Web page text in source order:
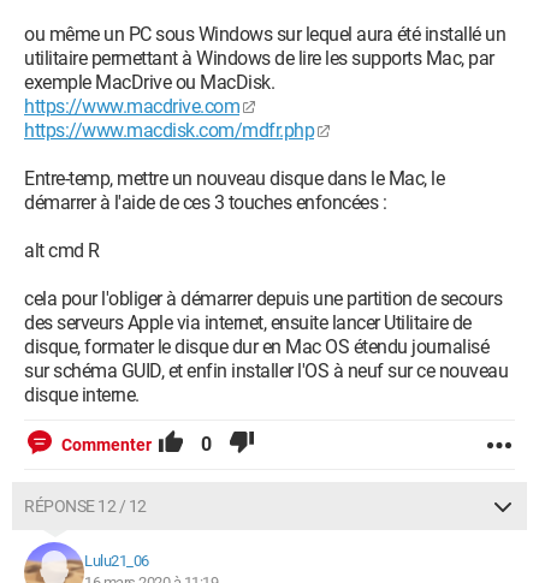
ou même un PC sous Windows sur lequel aura été installé un
utilitaire permettant à Windows de lire les supports Mac, par
exemple MacDrive ou MacDisk.
https://www.macdrive.com
https://www.macdisk.com/mdfr.php
Entre-temp, mettre un nouveau disque dans le Mac, le
démarrer à l'aide de ces 3 touches enfoncées :
alt cmd R
cela pour l'obliger à démarrer depuis une partition de secours
des serveurs Apple via internet, ensuite lancer Utilitaire de
disque, formater le disque dur en Mac OS étendu journalisé
sur schéma GUID, et enfin installer l'OS à neuf sur ce nouveau
disque interne.
Commenter 0
RÉPONSE 12 / 12
Lulu21_06